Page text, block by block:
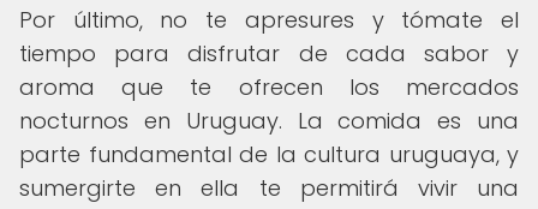
Por último, no te apresures y tómate el
tiempo para disfrutar de cada sabor y
aroma que te ofrecen los mercados
nocturnos en Uruguay. La comida es una
parte fundamental de la cultura uruguaya, y
sumergirte en ella te permitirá vivir una